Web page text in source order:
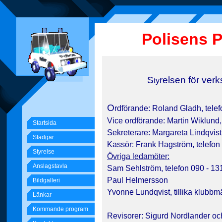
Startsida
Stadgar
Styrelse
Anslagstavla
Bildgalleri
Länkar
Kommande program
Polisens
Styrelsen för
Ordförande: Roland Gladh,
Vice ordförande: Martin
Sekreterare: Margareta Lindqvist
Kassör: Frank Hagström,
Övriga ledamöter:
Sam Sehlström, telefon 090 -
Paul Helmersson
Yvonne Lundqvist, tillika
Revisorer: Sigurd Nordlander